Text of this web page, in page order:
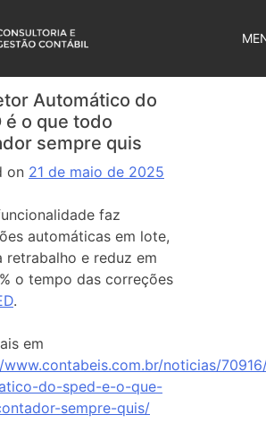
Automático do
é o que todo
sempre quis
on 21 de maio de 2025
faz
automáticas em lote,
retrabalho e reduz em
o tempo das correções
.
em
noticias/
do-sped-e-o-que-
sempre-quis/